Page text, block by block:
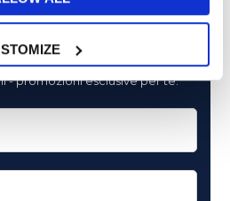
da My English School. Tutte le
- promozioni esclusive per te.